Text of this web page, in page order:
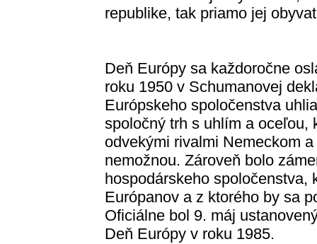
republike, tak priamo jej
Deň Európy sa každoročne
roku 1950 v Schumanovej
Európskeho spoločenstva
spoločný trh s uhlím a oceľou,
odvekými rivalmi Nemeckom
nemožnou. Zároveň bolo
hospodárskeho spoločenstva,
Európanov a z ktorého by sa
Oficiálne bol 9. máj
Deň Európy v roku 1985.